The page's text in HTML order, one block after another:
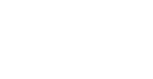
i
KRAV OG